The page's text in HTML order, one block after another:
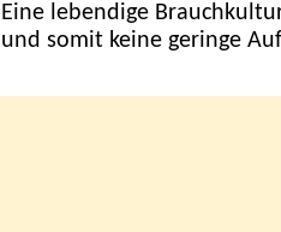
Eine lebendige
und somit keine geringe